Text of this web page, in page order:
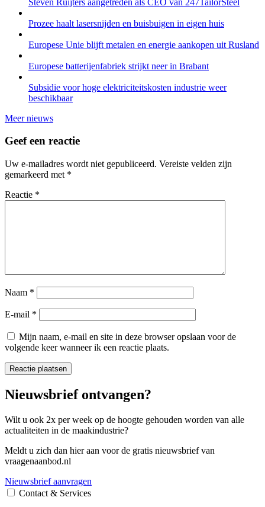
Prozee haalt lasersnijden en buisbuigen in eigen huis
Europese Unie blijft metalen en energie aankopen uit Rusland
Europese batterijenfabriek strijkt neer in Brabant
Subsidie voor hoge elektriciteitskosten industrie weer
beschikbaar
Meer nieuws
Geef een reactie
Uw e-mailadres wordt niet gepubliceerd. Vereiste velden zijn
gemarkeerd met *
Reactie *
Naam *
E-mail *
Mijn naam, e-mail en site in deze browser opslaan voor de
volgende keer wanneer ik een reactie plaats.
Nieuwsbrief ontvangen?
Wilt u ook 2x per week op de hoogte gehouden worden van alle
actualiteiten in de maakindustrie?
Meldt u zich dan hier aan voor de gratis nieuwsbrief van
vraagenaanbod.nl
Nieuwsbrief aanvragen
Contact & Services